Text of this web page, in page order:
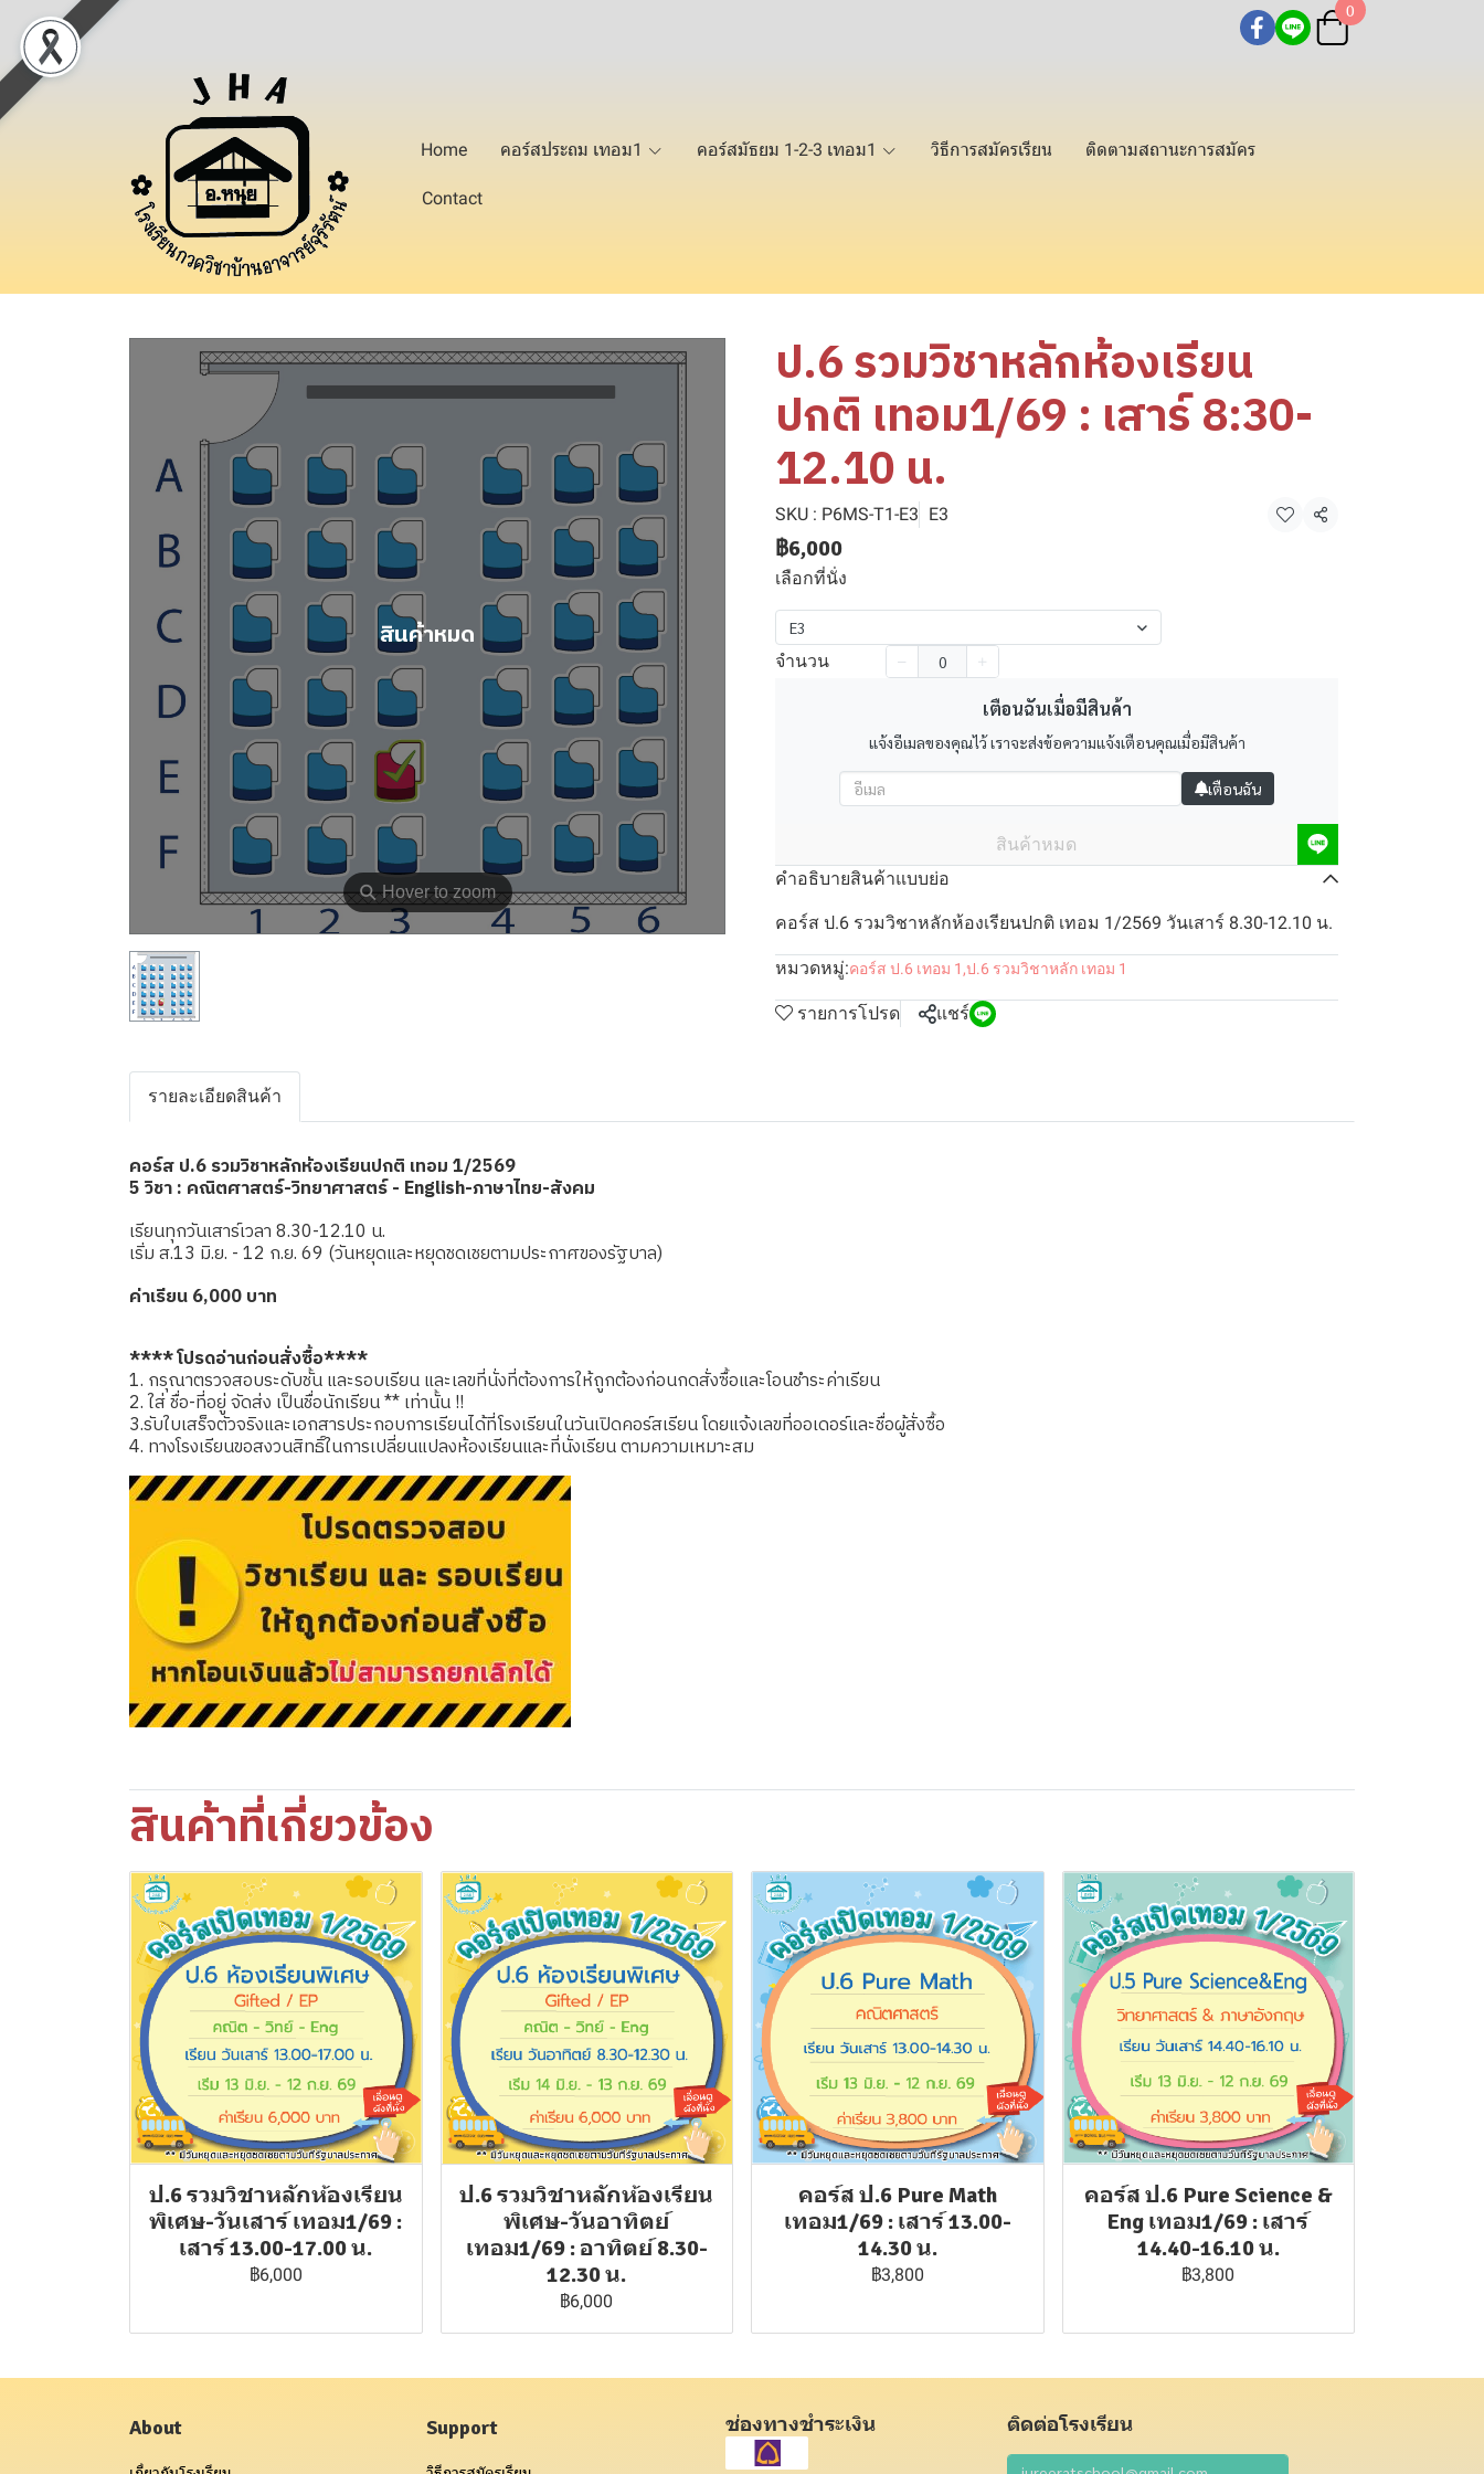
0
Home คอร์สประถม เทอม1 คอร์สมัธยม 1-2-3 เทอม1 วิธีการสมัครเรียน ติดตามสถานะการสมัคร
Contact
⚲Hover to zoom
สินค้าหมด
ป.6 รวมวิชาหลักห้องเรียน
ปกติ เทอม1/69 : เสาร์ 8:30-
12.10 น.
SKU : P6MS-T1-E3 E3 แชร์
฿6,000
เลือกที่นั่ง
E3
จำนวน
เตือนฉันเมื่อมีสินค้า
แจ้งอีเมลของคุณไว้ เราจะส่งข้อความแจ้งเตือนคุณเมื่อมีสินค้า
เตือนฉัน
สินค้าหมด
คำอธิบายสินค้าแบบย่อ
คอร์ส ป.6 รวมวิชาหลักห้องเรียนปกติ เทอม 1/2569 วันเสาร์ 8.30-12.10 น.
หมวดหมู่:คอร์ส ป.6 เทอม 1 ,ป.6 รวมวิชาหลัก เทอม 1
รายการโปรด แชร์
รายละเอียดสินค้า
คอร์ส ป.6 รวมวิชาหลักห้องเรียนปกติ เทอม 1/2569
5 วิชา : คณิตศาสตร์-วิทยาศาสตร์ - English-ภาษาไทย-สังคม
เรียนทุกวันเสาร์เวลา 8.30-12.10 น.
เริ่ม ส.13 มิ.ย. - 12 ก.ย. 69 (วันหยุดและหยุดชดเชยตามประกาศของรัฐบาล)
ค่าเรียน 6,000 บาท
**** โปรดอ่านก่อนสั่งซื้อ****
1. กรุณาตรวจสอบระดับชั้น และรอบเรียน และเลขที่นั่งที่ต้องการให้ถูกต้องก่อนกดสั่งซื้อและโอนชำระค่าเรียน
2. ใส่ ชื่อ-ที่อยู่ จัดส่ง เป็นชื่อนักเรียน ** เท่านั้น !!
3.รับใบเสร็จตัวจริงและเอกสารประกอบการเรียนได้ที่โรงเรียนในวันเปิดคอร์สเรียน โดยแจ้งเลขที่ออเดอร์และชื่อผู้สั่งซื้อ
4. ทางโรงเรียนขอสงวนสิทธิ์ในการเปลี่ยนแปลงห้องเรียนและที่นั่งเรียน ตามความเหมาะสม
สินค้าที่เกี่ยวข้อง
ป.6 รวมวิชาหลักห้องเรียน
พิเศษ-วันเสาร์ เทอม1/69 :
เสาร์ 13.00-17.00 น.
฿6,000
ป.6 รวมวิชาหลักห้องเรียน
พิเศษ-วันอาทิตย์
เทอม1/69 : อาทิตย์ 8.30-
12.30 น.
฿6,000
คอร์ส ป.6 Pure Math
เทอม1/69 : เสาร์ 13.00-
14.30 น.
฿3,800
คอร์ส ป.6 Pure Science &
Eng เทอม1/69 : เสาร์
14.40-16.10 น.
฿3,800
About Support ช่องทางชำระเงิน ติดต่อโรงเรียน